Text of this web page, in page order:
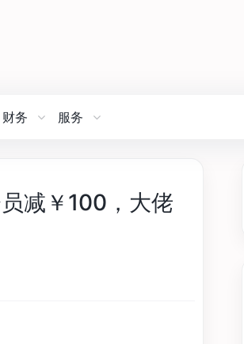
财务 服务
减￥100，大佬